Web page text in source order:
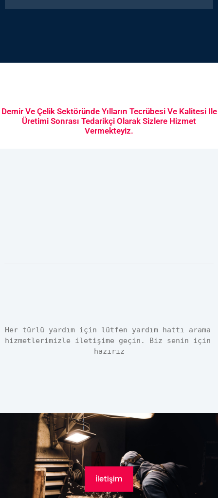
Demir Ve Çelik Sektöründe Yılların Tecrübesi Ve Kalitesi Ile
Üretimi Sonrası Tedarikçi Olarak Sizlere Hizmet
Vermekteyiz.
Her türlü yardım için lütfen yardım hattı arama
hizmetlerimizle iletişime geçin. Biz senin için
hazırız
İletişim